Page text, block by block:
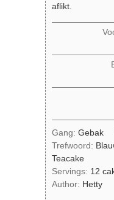
aflikt.
Gang: Gebak
Trefwoord:
Teacake
Servings: 12
Author: Hetty